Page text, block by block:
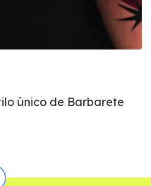
único de Barbarete